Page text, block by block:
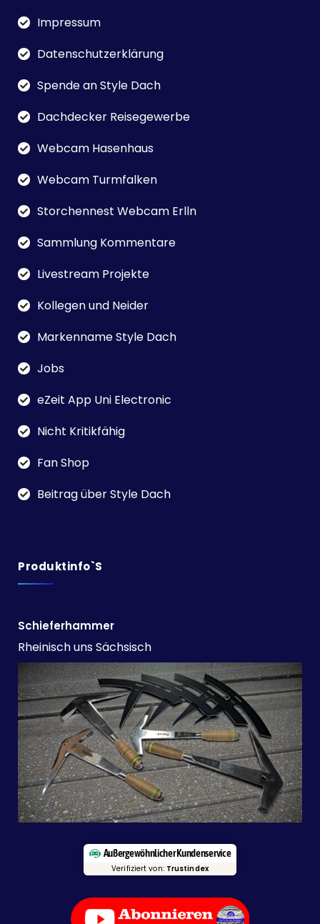
Impressum
Datenschutzerklärung
Spende an Style Dach
Dachdecker Reisegewerbe
Webcam Hasenhaus
Webcam Turmfalken
Storchennest Webcam Erlln
Sammlung Kommentare
Livestream Projekte
Kollegen und Neider
Markenname Style Dach
Jobs
eZeit App Uni Electronic
Nicht Kritikfähig
Fan Shop
Beitrag über Style Dach
Produktinfo`s
Schieferhammer
Rheinisch uns Sächsisch
Außergewöhnlicher Kundenservice
Verifiziert von: Trustindex